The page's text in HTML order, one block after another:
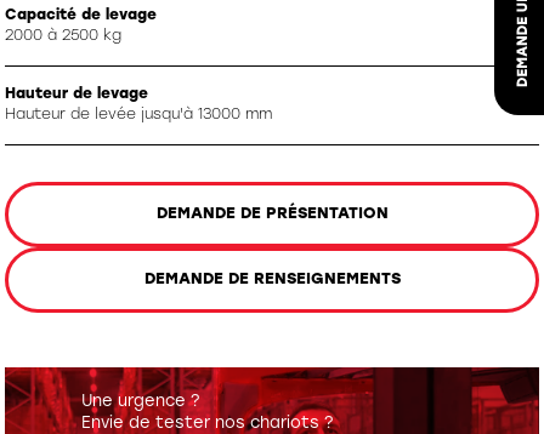
Capacité de levage
2000 à 2500 kg
Hauteur de levage
Hauteur de levée jusqu'à 13000 mm
DEMANDE DE PRÉSENTATION
DEMANDE DE RENSEIGNEMENTS
Une urgence ?
Envie de tester nos chariots ?